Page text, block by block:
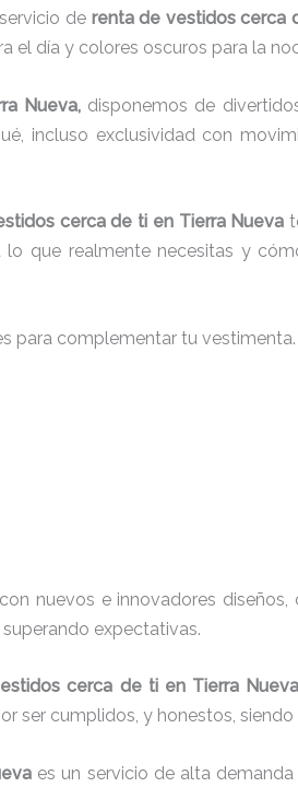
de renta de vestidos cerca
el día y colores oscuros para la
Nueva, disponemos de
incluso exclusividad con
cerca de ti en Tierra Nueva
que realmente necesitas y
para complementar tu vestimenta.
nuevos e innovadores
superando expectativas.
cerca de ti en Tierra
ser cumplidos, y honestos,
es un servicio de alta